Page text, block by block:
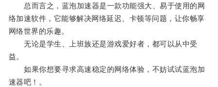
总而言之，蓝泡加速器是一款功能强大、易于使用的网
络加速软件，它能够解决网络延迟、卡顿等问题，让你畅享
网络世界的乐趣。
无论是学生、上班族还是游戏爱好者，都可以从中受
益。
如果你想要寻求高速稳定的网络体验，不妨试试蓝泡加
速器吧！。